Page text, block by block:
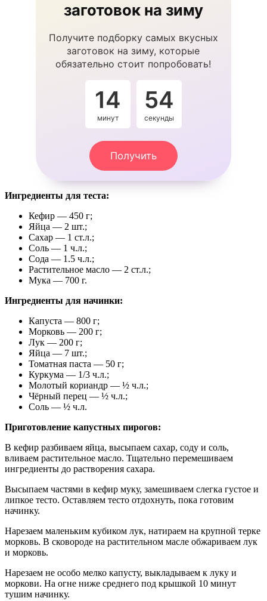
заготовок на зиму
Получите подборку самых вкусных
заготовок на зиму, которые
обязательно стоит попробовать!
14
минут
54
секунды
Получить
Ингредиенты для теста:
Кефир — 450 г;
Яйца — 2 шт.;
Сахар — 1 ст.л.;
Соль — 1 ч.л.;
Сода — 1.5 ч.л.;
Растительное масло — 2 ст.л.;
Мука — 700 г.
Ингредиенты для начинки:
Капуста — 800 г;
Морковь — 200 г;
Лук — 200 г;
Яйца — 7 шт.;
Томатная паста — 50 г;
Куркума — 1/3 ч.л.;
Молотый кориандр — ½ ч.л.;
Чёрный перец — ½ ч.л.;
Соль — ½ ч.л.
Приготовление капустных пирогов:
В кефир разбиваем яйца, высыпаем сахар, соду и соль,
вливаем растительное масло. Тщательно перемешиваем
ингредиенты до растворения сахара.
Высыпаем частями в кефир муку, замешиваем слегка густое и
липкое тесто. Оставляем тесто отдохнуть, пока готовим
начинку.
Нарезаем маленьким кубиком лук, натираем на крупной терке
морковь. В сковороде на растительном масле обжариваем лук
и морковь.
Нарезаем не особо мелко капусту, выкладываем к луку и
моркови. На огне ниже среднего под крышкой 10 минут
тушим начинку.